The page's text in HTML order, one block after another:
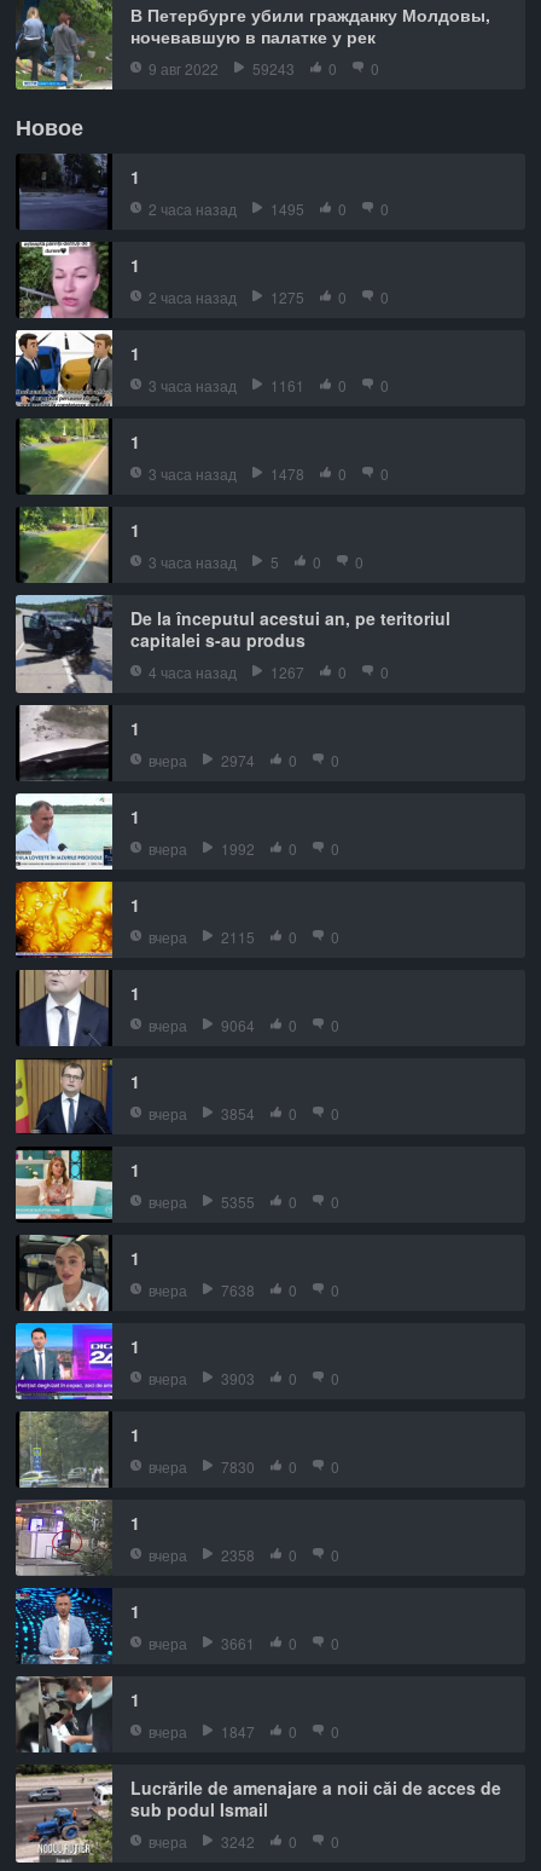
В Петербурге убили гражданку Молдовы,
ночевавшую в палатке у рек
9 авг 2022 59243 0 0
Новое
1
2 часа назад 1495 0 0
1
2 часа назад 1275 0 0
1
3 часа назад 1161 0 0
1
3 часа назад 1478 0 0
1
3 часа назад 5 0 0
De la începutul acestui an, pe teritoriul
capitalei s-au produs
4 часа назад 1267 0 0
1
вчера 2974 0 0
1
вчера 1992 0 0
1
вчера 2115 0 0
1
вчера 9064 0 0
1
вчера 3854 0 0
1
вчера 5355 0 0
1
вчера 7638 0 0
1
вчера 3903 0 0
1
вчера 7830 0 0
1
вчера 2358 0 0
1
вчера 3661 0 0
1
вчера 1847 0 0
Lucrările de amenajare a noii căi de acces de
sub podul Ismail
вчера 3242 0 0